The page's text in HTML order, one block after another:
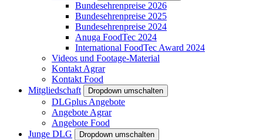
Bundesehrenpreise 2026
Bundesehrenpreise 2025
Bundesehrenpreise 2024
Anuga FoodTec 2024
International FoodTec Award 2024
Videos und Footage-Material
Kontakt Agrar
Kontakt Food
Mitgliedschaft
Dropdown umschalten
DLGplus Angebote
Angebote Agrar
Angebote Food
Junge DLG
Dropdown umschalten